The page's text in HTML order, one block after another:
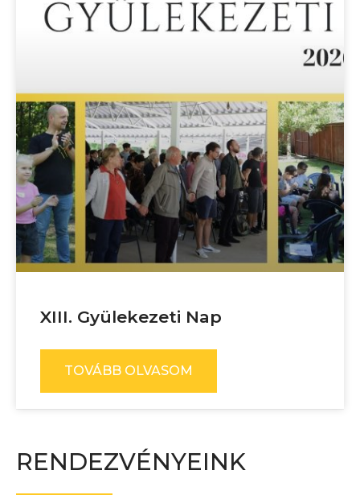
XIII. Gyülekezeti Nap
TOVÁBB OLVASOM
RENDEZVÉNYEINK